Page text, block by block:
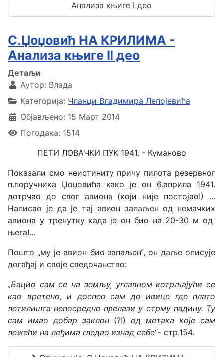
Анализа књиге I део
С.Џоџовић НА КРИЛИМА -
Анализа књиге II део
Детаљи
Аутор: Влада
Категорија: Чланци Владимира Лепојевића
Објављено: 15 Март 2014
Погодака: 1514
ПЕТИ ЛОВАЧКИ ПУК 1941. - Куманово
Показали смо неистиниту причу пилота резервног
п.поручника Џоџовића како је он 6.априла 1941.
дотрчао до свог авиона (који није постојао!) ...
Написао је да је тај авион запаљен од немачких
авиона у тренутку када је он био на 20-30 м од
њега!...
Пошто „му је авион био запаљен“, он даље описује
догађај и своје сведочанство:
„Бацио сам се на земљу, углавном котрљајући се
као вретено, и доспео сам до ивице где плато
летилишта непосредно прелази у стрму падину. Ту
сам имао добар заклон (?!) од метака које сам
лежећи на леђима гледао изнад себе“- стр.154.